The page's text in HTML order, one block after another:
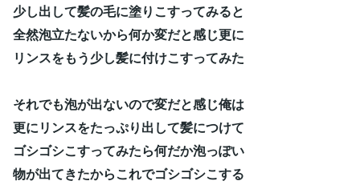
少し出して髪の毛に塗りこすってみると
全然泡立たないから何か変だと感じ更に
リンスをもう少し髪に付けこすってみた
それでも泡が出ないので変だと感じ俺は
更にリンスをたっぷり出して髪につけて
ゴシゴシこすってみたら何だか泡っぽい
物が出てきたからこれでゴシゴシこする